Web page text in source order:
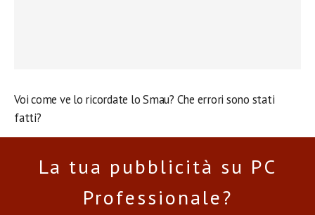
Voi come ve lo ricordate lo Smau? Che errori sono stati
fatti?
La tua pubblicità su PC
Professionale?